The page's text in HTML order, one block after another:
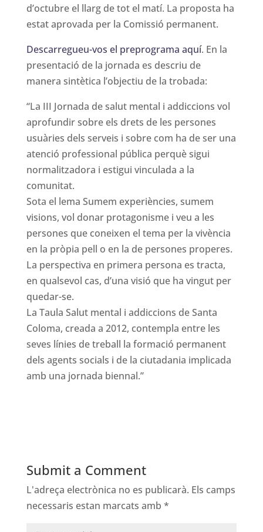
d’octubre el llarg de tot el matí. La proposta ha
estat aprovada per la Comissió permanent.
Descarregueu-vos el preprograma aquí. En la
presentació de la jornada es descriu de
manera sintètica l’objectiu de la trobada:
“La III Jornada de salut mental i addiccions vol
aprofundir sobre els drets de les persones
usuàries dels serveis i sobre com ha de ser una
atenció professional pública perquè sigui
normalitzadora i estigui vinculada a la
comunitat.
Sota el lema Sumem experiències, sumem
visions, vol donar protagonisme i veu a les
persones que coneixen el tema per la vivència
en la pròpia pell o en la de persones properes.
La perspectiva en primera persona es tracta,
en qualsevol cas, d’una visió que ha vingut per
quedar-se.
La Taula Salut mental i addiccions de Santa
Coloma, creada a 2012, contempla entre les
seves línies de treball la formació permanent
dels agents socials i de la ciutadania implicada
amb una jornada biennal.”
Submit a Comment
L'adreça electrònica no es publicarà. Els camps
necessaris estan marcats amb *